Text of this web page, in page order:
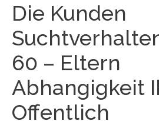
Die Kunden
60 – Eltern
Abhangigkeit
Offentlich